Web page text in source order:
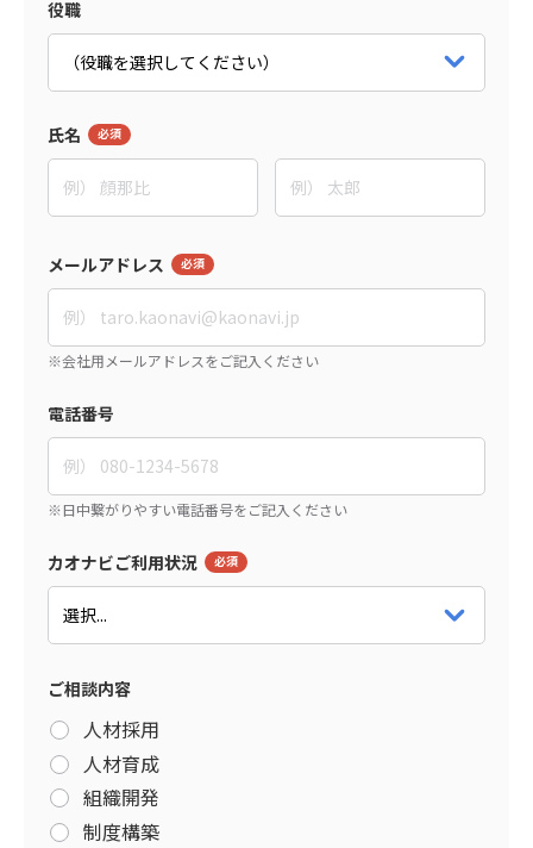
役職
氏名
メールアドレス
電話番号
カオナビご利用状況
ご相談内容
人材採用
人材育成
組織開発
制度構築